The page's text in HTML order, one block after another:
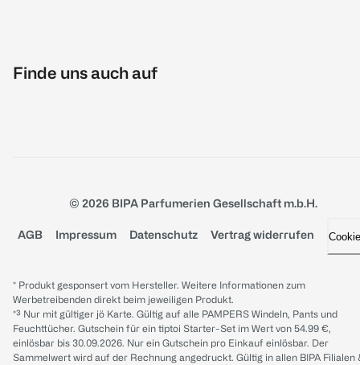
Finde uns auch auf
© 2026 BIPA Parfumerien Gesellschaft m.b.H.
AGB Impressum Datenschutz Vertrag widerrufen
* Produkt gesponsert vom Hersteller. Weitere Informationen zum
Werbetreibenden direkt beim jeweiligen Produkt.
*³ Nur mit gültiger jö Karte. Gültig auf alle PAMPERS Windeln, Pants und
Feuchttücher. Gutschein für ein tiptoi Starter-Set im Wert von 54.99 €,
einlösbar bis 30.09.2026. Nur ein Gutschein pro Einkauf einlösbar. Der
Sammelwert wird auf der Rechnung angedruckt. Gültig in allen BIPA Filialen